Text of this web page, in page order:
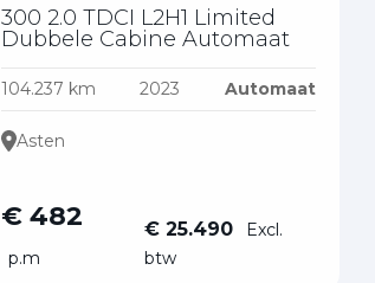
300 2.0 TDCI L2H1 Limited
Dubbele Cabine Automaat
104.237 km 2023 Automaat
Asten
€ 482
p.m
€ 25.490
Excl.
btw